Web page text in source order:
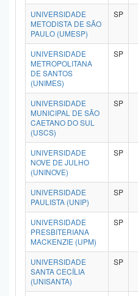
UNIVERSIDADE
METODISTA DE SÃO
PAULO (UMESP)
SP
UNIVERSIDADE
METROPOLITANA
DE SANTOS
(UNIMES)
SP
UNIVERSIDADE
MUNICIPAL DE SÃO
CAETANO DO SUL
(USCS)
SP
UNIVERSIDADE
NOVE DE JULHO
(UNINOVE)
SP
UNIVERSIDADE
PAULISTA (UNIP)
SP
UNIVERSIDADE
PRESBITERIANA
MACKENZIE (UPM)
SP
UNIVERSIDADE
SANTA CECÍLIA
(UNISANTA)
SP